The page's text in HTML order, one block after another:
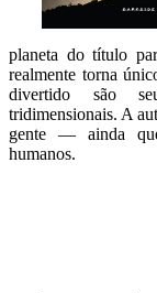
planeta do título
realmente torna
divertido são
tridimensionais. A
gente — ainda
humanos.